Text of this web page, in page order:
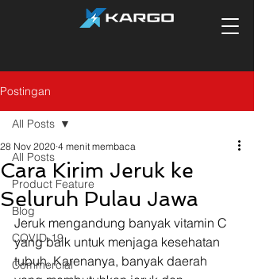
Postingan
All Posts
Product Feature
Blog
COVID-19
Commercial
All Posts
Cara Kirim Jeruk ke
Seluruh Pulau Jawa
28 Nov 2020 4 menit membaca
Jeruk mengandung banyak vitamin C
yang baik untuk menjaga kesehatan
tubuh. Karenanya, banyak daerah